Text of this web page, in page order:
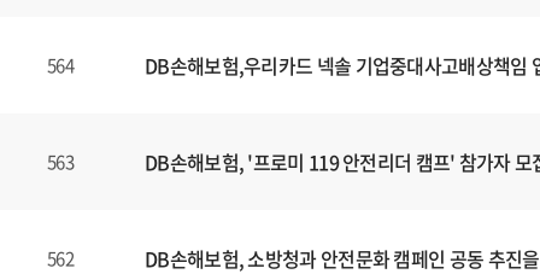
564 DB손해보험,우리카드 넥솔 기업중대사고배상책임
563 DB손해보험, '프로미 119 안전리더 캠프' 참가자 모
562 DB손해보험, 소방청과 안전문화 캠페인 공동 추진